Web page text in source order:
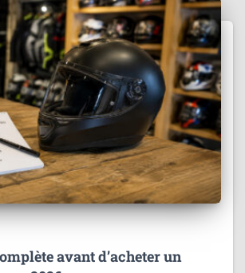
avant d’acheter un